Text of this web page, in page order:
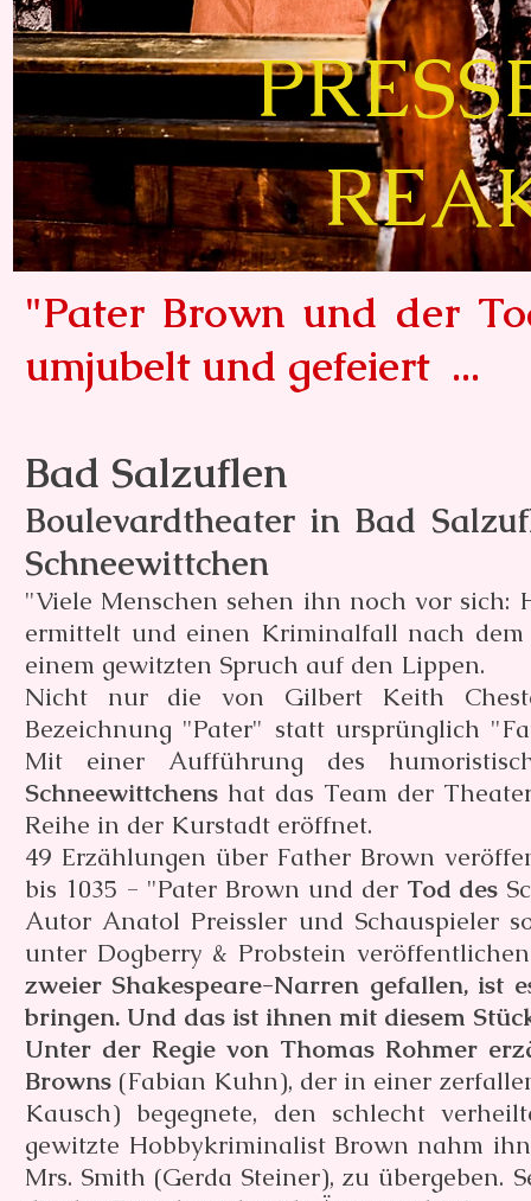
"Pater Brown und der
umjubelt und gefeiert ...
Bad Salzuflen
Boulevardtheater in Bad
Schneewittchen
"Viele Menschen sehen ihn noch vor sich:
ermittelt und einen Kriminalfall nach
einem gewitzten Spruch auf den Lippen.
Nicht nur die von Gilbert Keith
Bezeichnung "Pater" statt ursprünglich
Mit einer Aufführung des
Schneewittchens hat das Team der
Reihe in der Kurstadt eröffnet.
49 Erzählungen über Father Brown
bis 1035 - "Pater Brown und der Tod des
Autor Anatol Preissler und Schauspieler
unter Dogberry & Probstein
zweier Shakespeare-Narren gefallen, ist
bringen. Und das ist ihnen mit diesem
Unter der Regie von Thomas Rohmer
Browns (Fabian Kuhn), der in einer
Kausch) begegnete, den schlecht
gewitzte Hobbykriminalist Brown nahm
Mrs. Smith (Gerda Steiner), zu